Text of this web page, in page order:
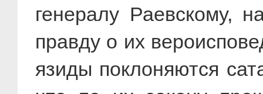
генералу Раевскому,
правду о их
язиды поклоняются